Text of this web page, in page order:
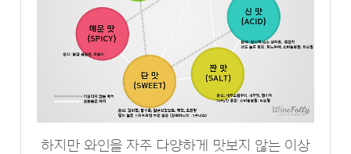
하지만 와인을 자주 다양하게 맛보지 않는 이상